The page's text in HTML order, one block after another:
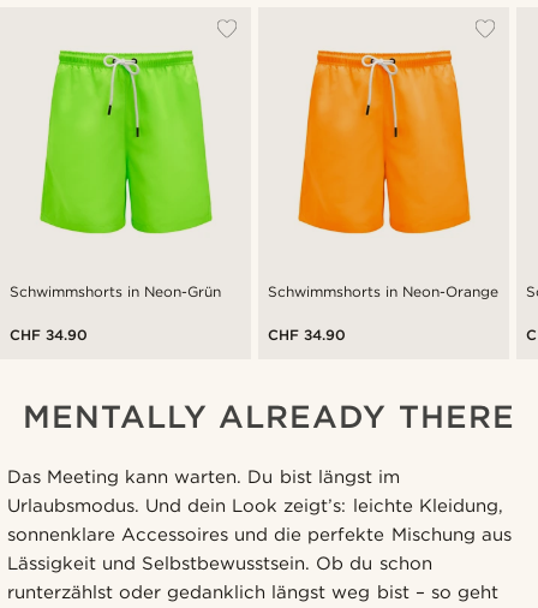
Schwimmshorts in Neon-Grün
CHF 34.90
Schwimmshorts in Neon-Orange
CHF 34.90
MENTALLY ALREADY THERE
Das Meeting kann warten. Du bist längst im
Urlaubsmodus. Und dein Look zeigt’s: leichte Kleidung,
sonnenklare Accessoires und die perfekte Mischung aus
Lässigkeit und Selbstbewusstsein. Ob du schon
runterzählst oder gedanklich längst weg bist – so geht